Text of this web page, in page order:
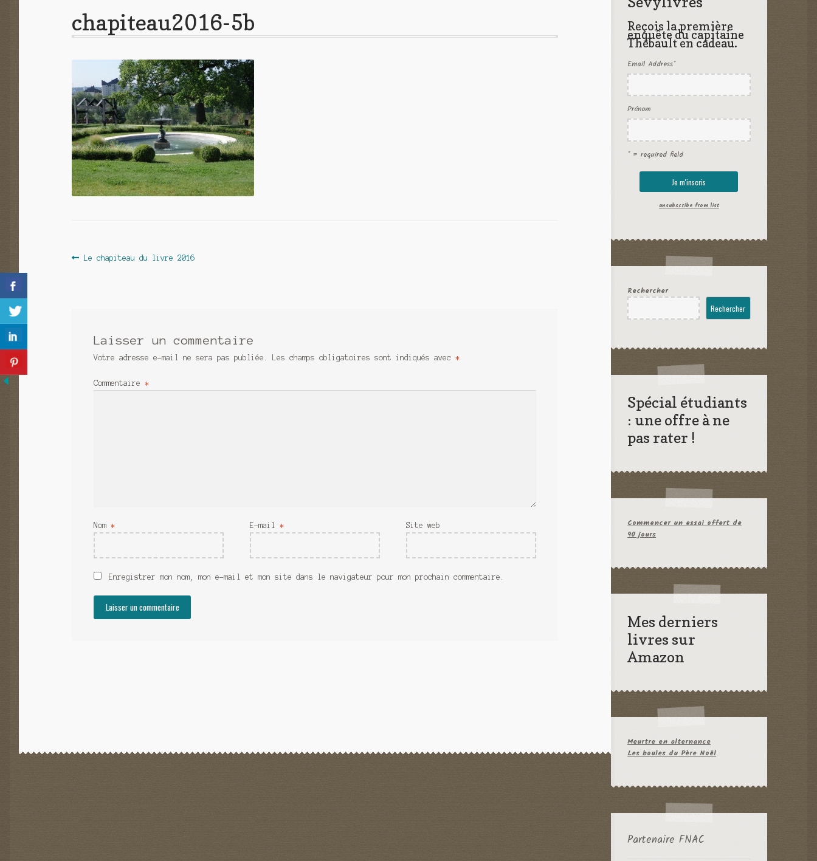
chapiteau2016-5b
Navigation
Article
Le chapiteau du livre 2016
Laisser un commentaire
Votre adresse e-mail ne sera pas publiée. Les champs obligatoires sont indiqués avec*
Commentaire*
Nom* E-mail* Site web
Enregistrer mon nom, mon e-mail et mon site dans le navigateur pour mon prochain commentaire.
Reçois la première
enquête du capitaine
Thébault en cadeau.
Email Address*
Prénom
* = required field
unsubscribe from list
Rechercher
Rechercher
Spécial étudiants
: une offre à ne
pas rater !
Commencer un essai offert de
90 jours
Mes derniers
livres sur
Amazon
Meurtre en alternance
Les boules du Père Noël
Partenaire FNAC